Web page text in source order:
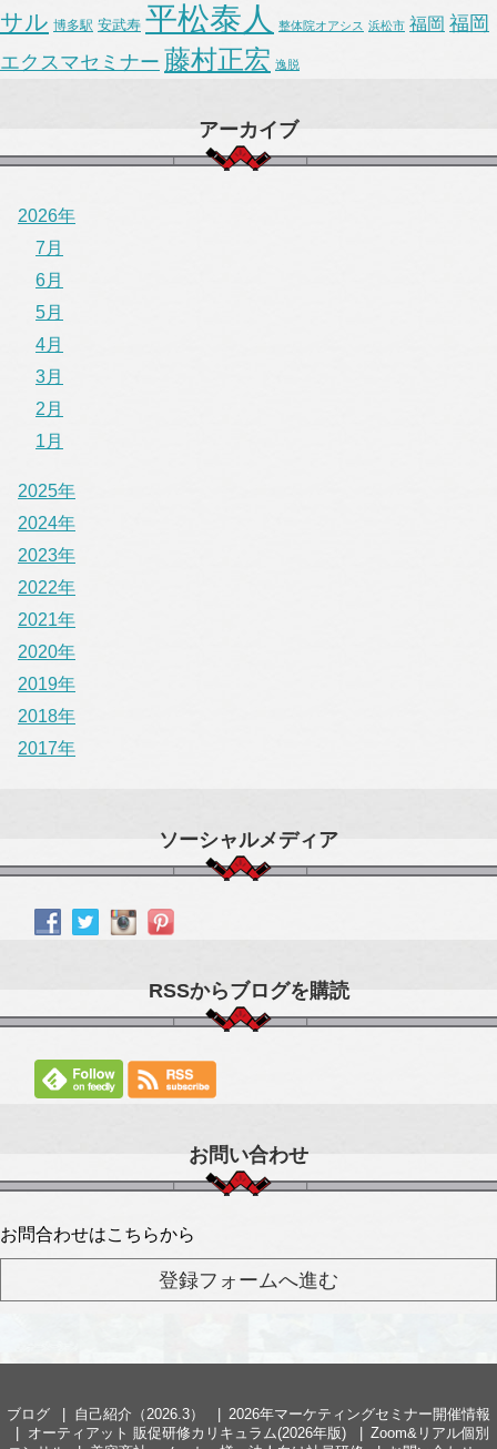
サル 博多駅 安武寿 平松泰人 整体院オアシス 浜松市 福岡 福岡
エクスマセミナー 藤村正宏 逸脱
アーカイブ
2026年
7月
6月
5月
4月
3月
2月
1月
2025年
2024年
2023年
2022年
2021年
2020年
2019年
2018年
2017年
ソーシャルメディア
RSSからブログを購読
お問い合わせ
お問合わせはこちらから
ブログ 自己紹介（2026.3）
2026年マーケティングセミナー開催情報
オーティアット 販促研修カリキュラム(2026年版)
Zoom&リアル個別